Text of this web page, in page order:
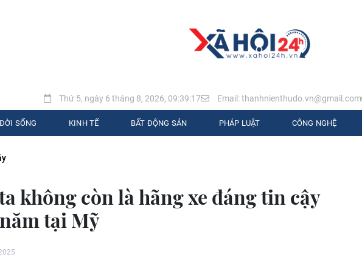
Thứ 5, ngày 6 tháng 8, 2026, 09:39:19 Email: thanhnienthudo.vn@gmail.com
ĐỜI SỐNG KINH TẾ BẤT ĐỘNG SẢN PHÁP LUẬT CÔNG NGHỆ
không còn là hãng xe đáng tin cậy
tại Mỹ